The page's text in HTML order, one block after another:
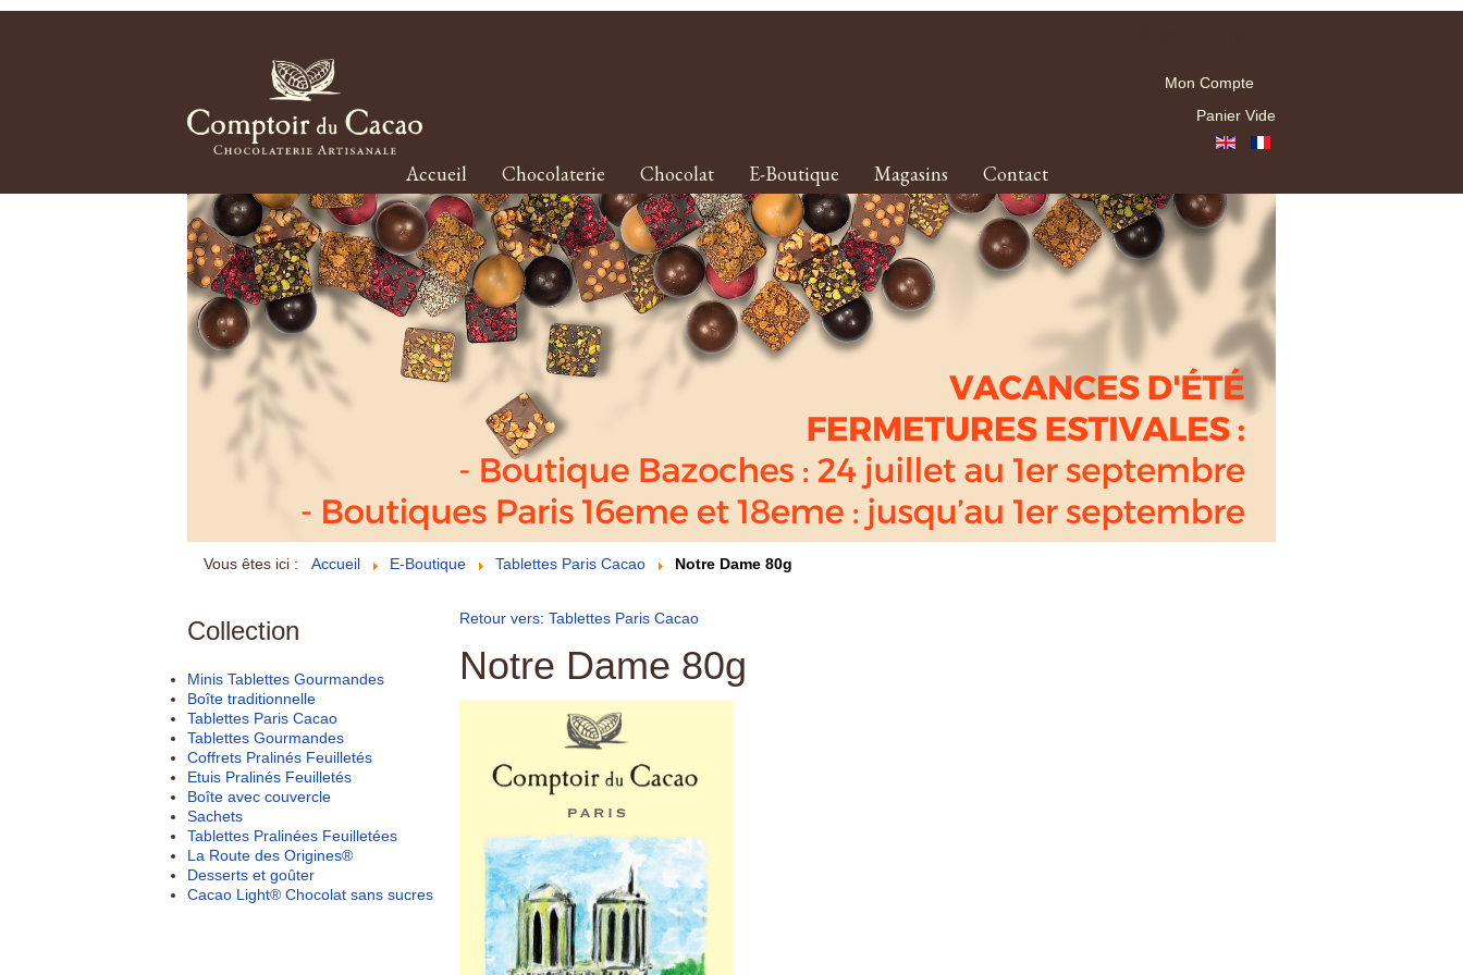
Mon Compte
Panier Vide
Accueil Chocolaterie Chocolat E-Boutique Magasins Contact
Vous êtes ici : Accueil E-Boutique Tablettes Paris Cacao Notre Dame 80g
Collection
Minis Tablettes Gourmandes
Boîte traditionnelle
Tablettes Paris Cacao
Tablettes Gourmandes
Coffrets Pralinés Feuilletés
Etuis Pralinés Feuilletés
Boîte avec couvercle
Sachets
Tablettes Pralinées Feuilletées
La Route des Origines®
Desserts et goûter
Cacao Light® Chocolat sans sucres
Retour vers: Tablettes Paris Cacao
Notre Dame 80g